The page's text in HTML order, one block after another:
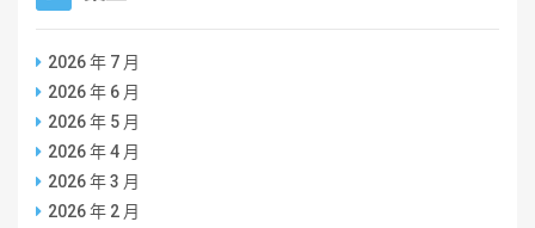
2026 年 7 月
2026 年 6 月
2026 年 5 月
2026 年 4 月
2026 年 3 月
2026 年 2 月